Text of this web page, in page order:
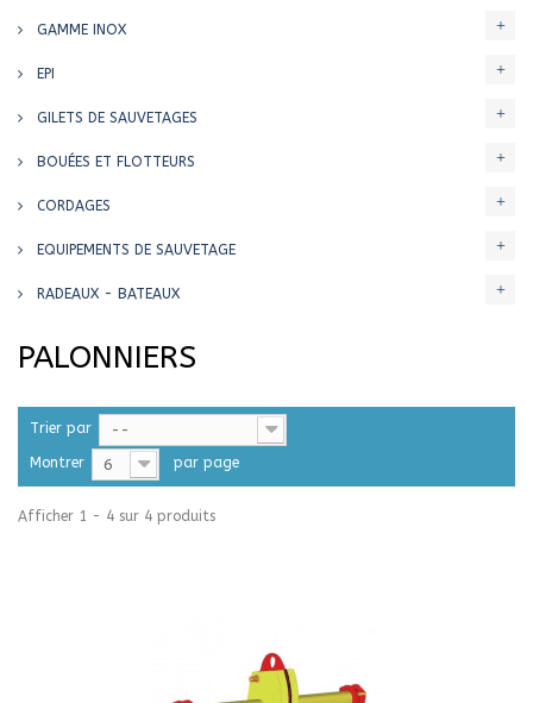
GAMME INOX
EPI
GILETS DE SAUVETAGES
BOUÉES ET FLOTTEURS
CORDAGES
EQUIPEMENTS DE SAUVETAGE
RADEAUX - BATEAUX
PALONNIERS
Trier par --
Montrer 6 par page
Afficher 1 - 4 sur 4 produits